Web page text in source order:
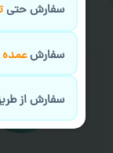
سفارش حتی
سفارشعمده
سفارش از